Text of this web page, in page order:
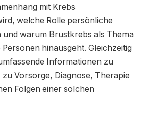
mit Krebs
welche Rolle persönliche
und warum Brustkrebs als Thema
hinausgeht. Gleichzeitig
Informationen zu
Vorsorge, Diagnose, Therapie
Folgen einer solchen